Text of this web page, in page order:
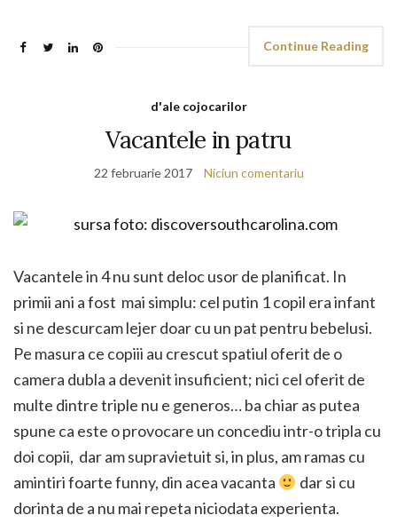
Continue Reading
d'ale cojocarilor
Vacantele in patru
22 februarie 2017 Niciun comentariu
Vacantele in 4 nu sunt deloc usor de planificat. In
primii ani a fost mai simplu: cel putin 1 copil era infant
si ne descurcam lejer doar cu un pat pentru bebelusi.
Pe masura ce copiii au crescut spatiul oferit de o
camera dubla a devenit insuficient; nici cel oferit de
multe dintre triple nu e generos… ba chiar as putea
spune ca este o provocare un concediu intr-o tripla cu
doi copii, dar am supravietuit si, in plus, am ramas cu
amintiri foarte funny, din acea vacanta
dar si cu
dorinta de a nu mai repeta niciodata experienta.